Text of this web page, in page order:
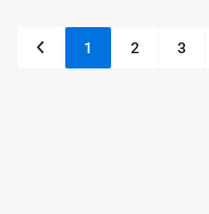
1 2 3